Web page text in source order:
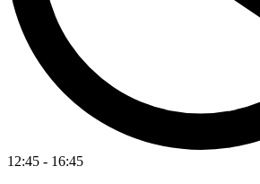
12:45 - 16:45